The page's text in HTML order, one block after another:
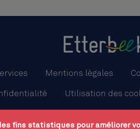
Mentions légales
Utilisation des
fins statistiques pour améliorer